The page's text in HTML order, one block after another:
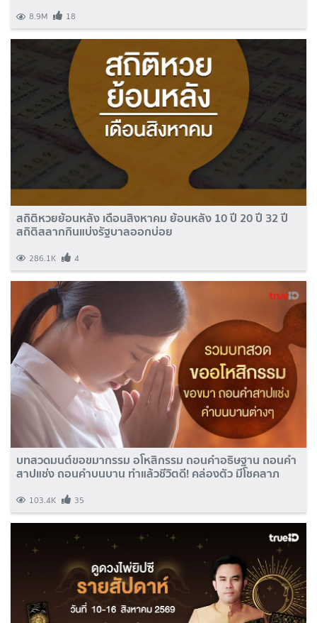
8.9M 18
สถิติหวยย้อนหลัง เดือนสิงหาคม ย้อนหลัง 10 ปี 20 ปี 32 ปี
สถิติสลากกินแบ่งรัฐบาลออกบ่อย
286.1K 4
บทสวดมนต์ขอขมากรรม อโหสิกรรม ถอนคําอธิษฐาน ถอนคํา
สาปแช่ง ถอนคำบนบาน ทำแล้วชีวิตดี! คล่องตัว มีโชคลาภ
103.4K 35